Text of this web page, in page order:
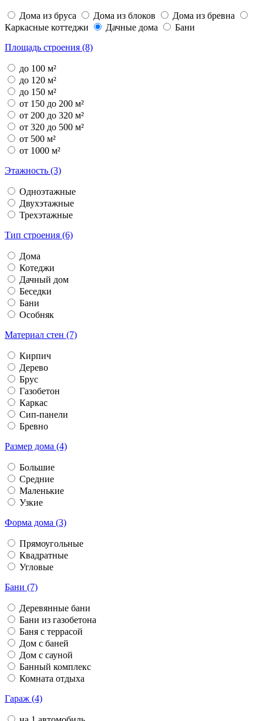
Дома из бруса Дома из блоков
Дома из бревна
Каркасные коттеджи
Дачные дома
Бани
Площадь строения (8)
до 100 м²
до 120 м²
до 150 м²
от 150 до 200 м²
от 200 до 320 м²
от 320 до 500 м²
от 500 м²
от 1000 м²
Этажность (3)
Одноэтажные
Двухэтажные
Трехэтажные
Тип строения (6)
Дома
Котеджи
Дачный дом
Беседки
Бани
Особняк
Материал стен (7)
Кирпич
Дерево
Брус
Газобетон
Каркас
Сип-панели
Бревно
Размер дома (4)
Большие
Средние
Маленькие
Узкие
Форма дома (3)
Прямоугольные
Квадратные
Угловые
Бани (7)
Деревянные бани
Бани из газобетона
Баня с террасой
Дом с баней
Дом с сауной
Банный комплекс
Комната отдыха
Гараж (4)